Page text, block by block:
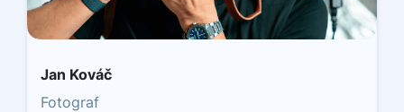
Jan Kováč
Fotograf